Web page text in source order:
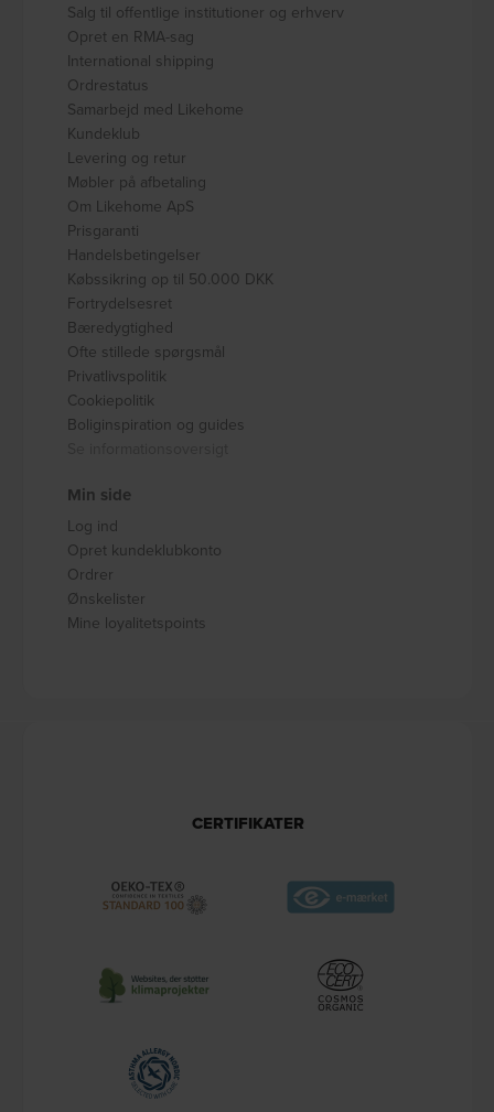
Salg til offentlige institutioner og erhverv
Opret en RMA-sag
International shipping
Ordrestatus
Samarbejd med Likehome
Kundeklub
Levering og retur
Møbler på afbetaling
Om Likehome ApS
Prisgaranti
Handelsbetingelser
Købssikring op til 50.000 DKK
Fortrydelsesret
Bæredygtighed
Ofte stillede spørgsmål
Privatlivspolitik
Cookiepolitik
Boliginspiration og guides
Min side
Log ind
Opret kundeklubkonto
Ordrer
Ønskelister
Mine loyalitetspoints
CERTIFIKATER